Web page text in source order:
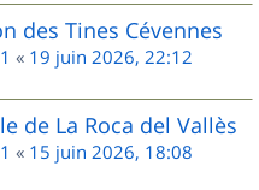
des Tines Cévennes
« 19 juin 2026, 22:12
de La Roca del Vallès
« 15 juin 2026, 18:08